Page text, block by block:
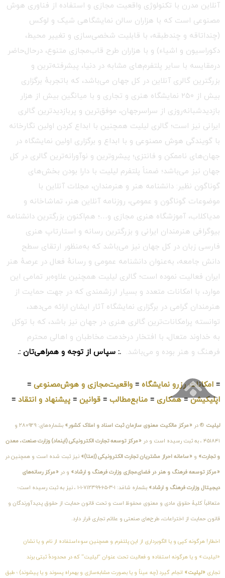
آنلاین مدرن با تکنولوژی واقعیت مجازی و استفاده از فناوری هوش
مصنوعی است که با هزاران سالن نمایشگاهی شیک و لوکس
(چنداتاقه و چندطبقه، با قابلیت شخصی‌سازی و تغییر محیط،
دکوراسیون و اشیاء) و با هزاران طرح قاب‌مجازی متنوع، درحال‌حاضر
درمقایسه با سایر پلتفرم‌های مشابه در دنیا، پیشرفته‌ترین و
بزرگترین گالری آنلاین در کل جهان می‌باشد، که باتجربهٔ برگزاری
بیش از ۲۵۰ نمایشگاه هنری و تجاری و با میانگین بیش از هزار
بازدیدشبانه‌روزی از سراسرجهان، موفق‌ترین و پربازدیدترین گالری
ایرانی نیز است؛ گالری لیلیت همچنین با ابداع کردن اولین نگارخانه
با گویندگی هوش مصنوعی و با ابداع و برگزاری اولین نمایشگاه در
جهان‌های ناممکن و فانتزی؛ پیشروترین و نوآورانه‌ترین گالری در کل
جهان نیز می‌باشد؛ ضمناً پلتفرم لیلیت با دارا بودن بخش‌های
گوناگون نظیر: دانشنامه هنر و هنرمندان، مجلات آنلاین با
موضوعات گوناگون و عمومی، روزنامه آنلاین هنر، تماشاخانه و
مدیاکلاب، آموزشگاه هنری مجازی و…؛ هم‌اکنون بزرگترین دانشنامه
بیوگرافی هنرمندان ایرانی و بزرگترین رسانه و استارتاپ هنری
فارسی زبان در کل جهان نیز می‌باشد که به‌منظور ارتقای سطح
دانش جامعه، به‌عنوان دانشنامه عمومی و رسانهٔ فعال در عرصهٔ هنر
ایران فعالیت نموده است؛ گالری لیلیت همچنین علاوه‌بر تمامی این
موارد، با امکانات متعدد و بسیار ارزشمندی که در جهت حمایت از
هنرمندان گرامی در برگزاری نمایشگاه آثار ایشان ارائه می‌دهد،
توانسته پرامکانات‌ترین گالری هنری در جهان نیز باشد، که با توکل
به خداوند متعال، با افتخار درخدمت مخاطبان و اهالی محترم
فرهنگ و هنر بوده و می‌باشد. .: سپاس از توجه و همراهی‌تان :.
≡ امکانات رزرو نمایشگاه ≡ واقعیت‌مجازی و هوش‌مصنوعی ≡
اپلیکیشن≡همکاری ≡ منابع‌مطالب ≡ قوانین ≡ پیشنهاد و انتقاد ≡
لیلیت ® در «مرکز مالکیت معنوی سازمان ثبت اسناد و املاک کشور» بشماره‌های: ۲۸۰۹۲۹ و
۴۵۱۸۴۱ ، به ثبت رسیده است و در «مرکز توسعه تجارت الکترونیکی (اینماد) وزارت صنعت، معدن
و تجارت» و «سامانه احراز مشتریان تجارت الکترونیکی (اِمتا)» نیز ثبت شده است و همچنین در
«مرکز توسعه فرهنگ و هنر در فضای‌مجازی وزارت فرهنگ و ارشاد» و در «مرکز رسانه‌های
دیجیتال وزارت فرهنگ و ارشاد» بشماره شامَد: ۱-۳-۶۵-۷۱۲۳۹۹-۱-۱ ، نیز به ثبت رسیده است؛
متعاقباً کلیهٔ حقوق مادی و معنوی محفوظ است و تحت قانون حمایت از حقوق پدیدآورندگان و
قانون حمایت از اختراعات، طرح‌های صنعتی و علائم تجاری قرار دارد.
اخطار! هرگونه کپی و یا الگوبرداری از این پلتفرم و همچنین سوءاستفاده از نام و یا نشان
«لیلیت» و یا هرگونه استفاده و فعالیت تحت عنوان “لیلیت” که در محدودهٔ ثبتی برند
تجاری «لیلیت» انجام گیرد (چه عیناً و یا بصورت مشابه‌سازی و بهمراه پسوند و یا پیشوند) ؛ طبق